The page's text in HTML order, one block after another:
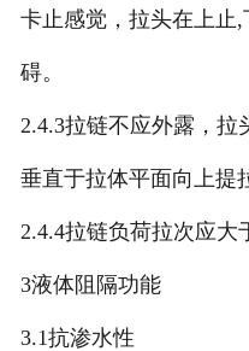
卡止感觉，拉头在上止
碍。
2.4.3拉链不应外露，
垂直于拉体平面向上提
2.4.4拉链负荷拉次应大
3液体阻隔功能
3.1抗渗水性